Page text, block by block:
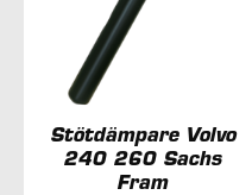
Stötdämpare Volvo
240 260 Sachs
Fram